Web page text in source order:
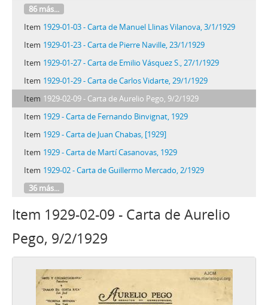
86 más...
Item 1929-01-03 - Carta de Manuel Llinas Vilanova, 3/1/1929
Item 1929-01-23 - Carta de Pierre Naville, 23/1/1929
Item 1929-01-27 - Carta de Emilio Vásquez S., 27/1/1929
Item 1929-01-29 - Carta de Carlos Vidarte, 29/1/1929
Item 1929-02-09 - Carta de Aurelio Pego, 9/2/1929
Item 1929 - Carta de Fernando Binvignat, 1929
Item 1929 - Carta de Juan Chabas, [1929]
Item 1929 - Carta de Martí Casanovas, 1929
Item 1929-02 - Carta de Guillermo Mercado, 2/1929
36 más...
Item 1929-02-09 - Carta de Aurelio
Pego, 9/2/1929